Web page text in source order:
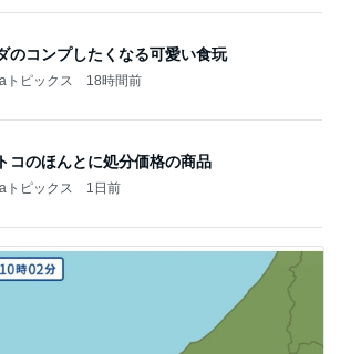
のコンプしたくなる可愛い食玩
トピックス 18時間前
コのほんとに処分価格の商品
トピックス 1日前